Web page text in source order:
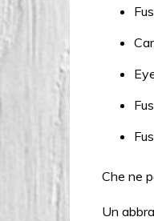
Che ne
Un